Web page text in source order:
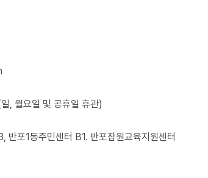
월요일 및 공휴일 휴관)
반포1동주민센터 B1. 반포잠원교육지원센터​